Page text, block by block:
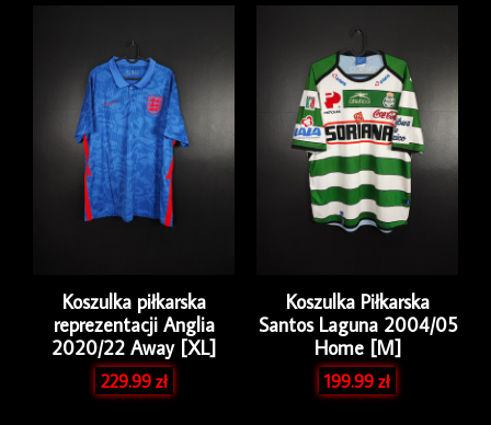
Player
Koszulka piłkarska
reprezentacji Anglia
2020/22 Away [XL]
229.99zł
Koszulka Piłkarska
Santos Laguna 2004/05
Home [M]
199.99zł